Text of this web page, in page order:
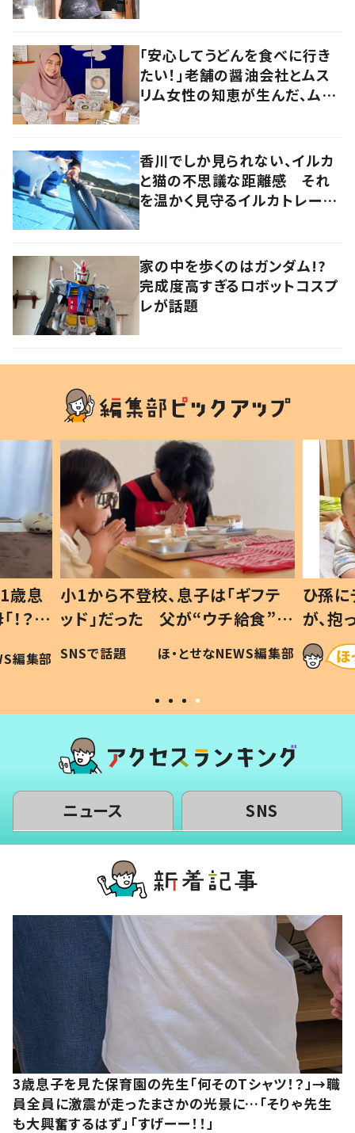
「安心してうどんを食べに行き
たい！」老舗の醤油会社とムス
リム女性の知恵が生んだ、ムス
香川でしか見られない、イルカ
と猫の不思議な距離感 それ
を温かく見守るイルカトレーナ
家の中を歩くのはガンダム!?
完成度高すぎるロボットコスプ
レが話題
歳息
？」
編集部
小1から不登校、息子は「ギフテ
ッド」だった 父が“ウチ給食”を
作り続ける理由とは #令和の親
#令和の子
SNSで話題 ほ・とせなNEWS編集部
ひ孫
が、
「涙が
い」
ニュース SNS
3歳息子を見た保育園の先生「何そのTシャツ！？」→職
員全員に激震が走ったまさかの光景に…「そりゃ先生
も大興奮するはず」「すげーー！！」